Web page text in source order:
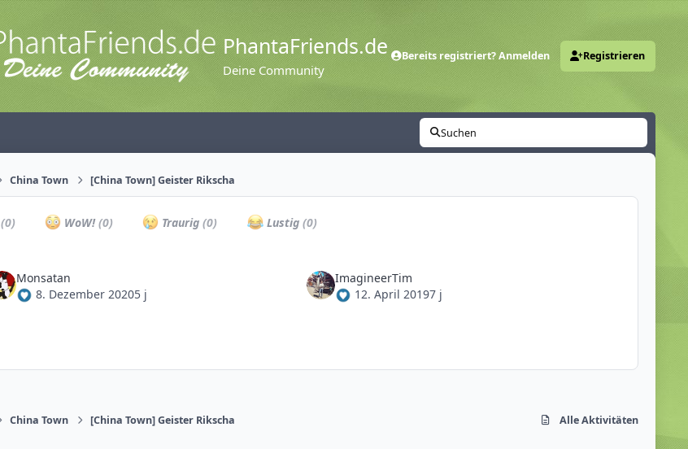
PhantaFriends.de
Deine Community
Bereits registriert? Anmelden Registrieren
Suchen
China Town [China Town] Geister Rikscha
(0) WoW!(0) Traurig(0) Lustig (0)
Monsatan
8. Dezember 20205 j
ImagineerTim
12. April 20197 j
China Town [China Town] Geister Rikscha Alle Aktivitäten